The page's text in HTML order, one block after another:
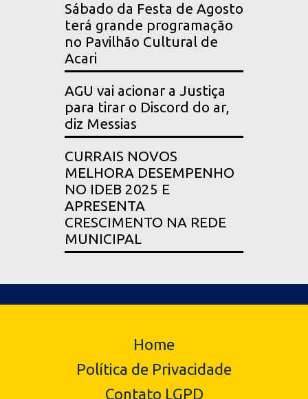
Sábado da Festa de Agosto
terá grande programação
no Pavilhão Cultural de
Acari
AGU vai acionar a Justiça
para tirar o Discord do ar,
diz Messias
CURRAIS NOVOS
MELHORA DESEMPENHO
NO IDEB 2025 E
APRESENTA
CRESCIMENTO NA REDE
MUNICIPAL
Home
Política de Privacidade
Contato LGPD